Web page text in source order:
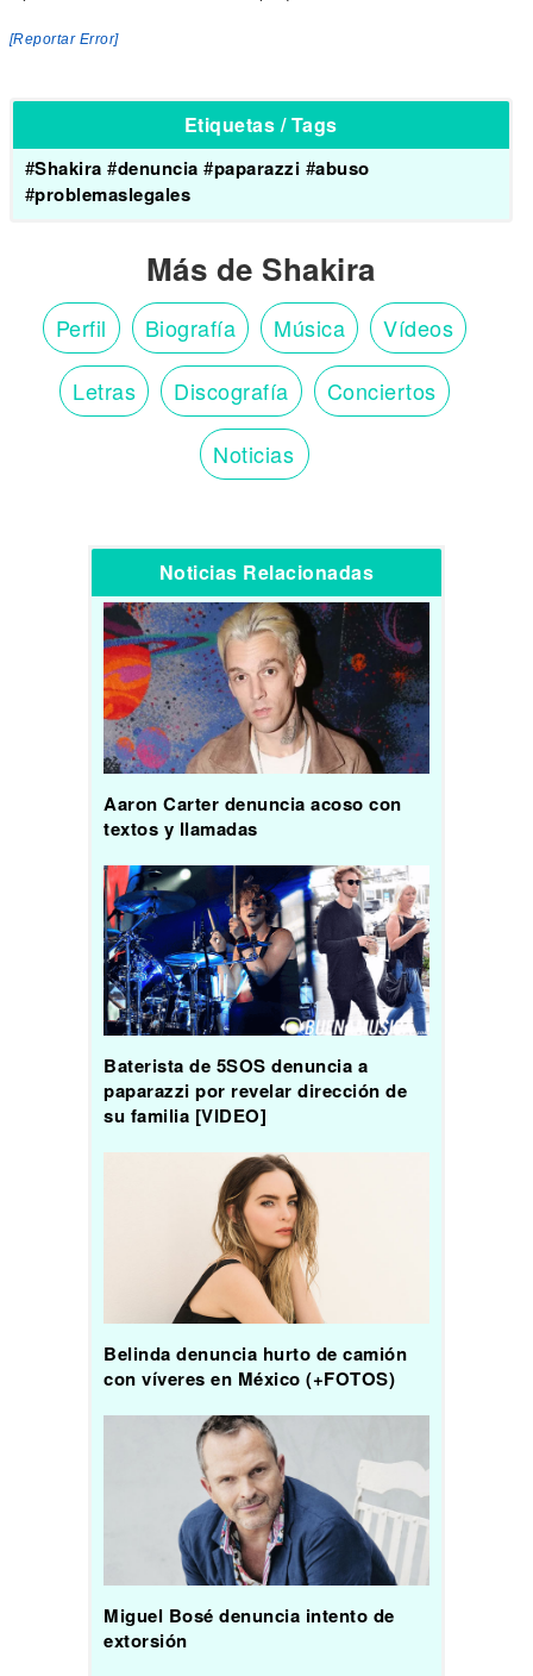
[Reportar Error]
Etiquetas / Tags
#Shakira #denuncia #paparazzi #abuso
#problemaslegales
Más de Shakira
Perfil Biografía Música Vídeos
Letras Discografía Conciertos
Noticias
Noticias Relacionadas
Aaron Carter denuncia acoso con
textos y llamadas
Baterista de 5SOS denuncia a
paparazzi por revelar dirección de
su familia [VIDEO]
Belinda denuncia hurto de camión
con víveres en México (+FOTOS)
Miguel Bosé denuncia intento de
extorsión